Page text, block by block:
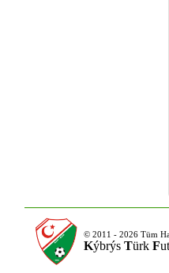
© 2011 - 2026 Tüm
Kýbrýs Türk F